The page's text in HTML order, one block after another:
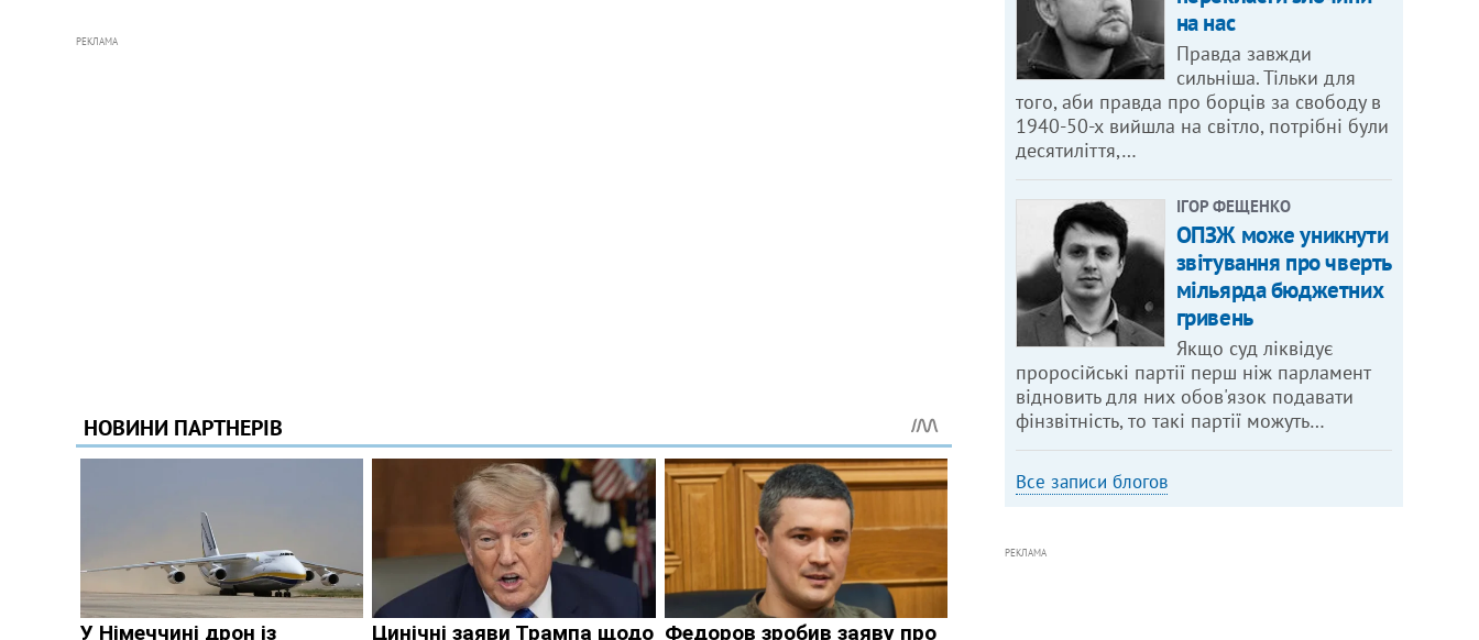
РЕКЛАМА
на нас
Правда завжди
сильніша. Тільки для
того, аби правда про борців за свободу в
1940-50-х вийшла на світло, потрібні були
десятиліття,…
ІГОР ФЕЩЕНКО
ОПЗЖ може уникнути
звітування про чверть
мільярда бюджетних
гривень
Якщо суд ліквідує
проросійські партії перш ніж парламент
відновить для них обов'язок подавати
фінзвітність, то такі партії можуть…
Все записи блогов
РЕКЛАМА